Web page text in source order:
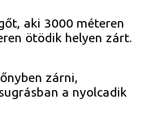
aki 3000 méteren
ötödik helyen zárt.
zárni,
a nyolcadik